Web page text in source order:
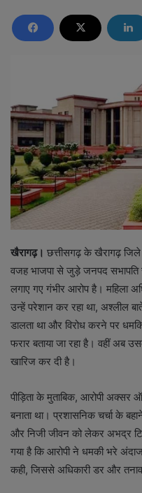
खैरागढ़। छत्तीसगढ़ के खैरागढ़
वजह भाजपा से जुड़े जनपद सभापति
लगाए गए गंभीर आरोप है। महिला
उन्हें परेशान कर रहा था, अश्लील
डालता था और विरोध करने पर
फरार बताया जा रहा है। वहीं अब
खारिज कर दी है।
पीड़िता के मुताबिक, आरोपी
बनाता था। प्रशासनिक चर्चा के
और निजी जीवन को लेकर अभद्र
गया है कि आरोपी ने धमकी भरे
कही, जिससे अधिकारी डर और